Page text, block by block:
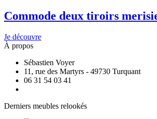
Commode deux tiroirs
Je découvre
À propos
Sébastien Voyer
11, rue des Martyrs - 49730 Turquant
06 31 54 03 41
Derniers meubles relookés